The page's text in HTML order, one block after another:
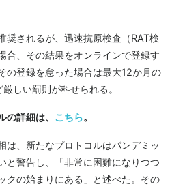
奨されるが、迅速抗原検査（RAT検
合、その結果をオンラインで登録す
の登録を怠った場合は最大12か月の
しい罰則が科せられる。
詳細は、 こちら。
は、新たなプロトコルはパンデミッ
と警告し、「非常に困難になりつつ
クの始まりにある」と述べた。その